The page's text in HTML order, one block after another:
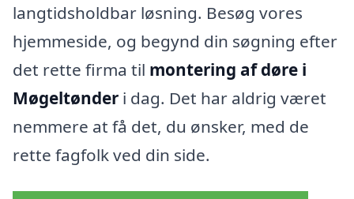
langtidsholdbar løsning. Besøg vores
hjemmeside, og begynd din søgning efter
det rette firma til montering af døre i
Møgeltønder i dag. Det har aldrig været
nemmere at få det, du ønsker, med de
rette fagfolk ved din side.